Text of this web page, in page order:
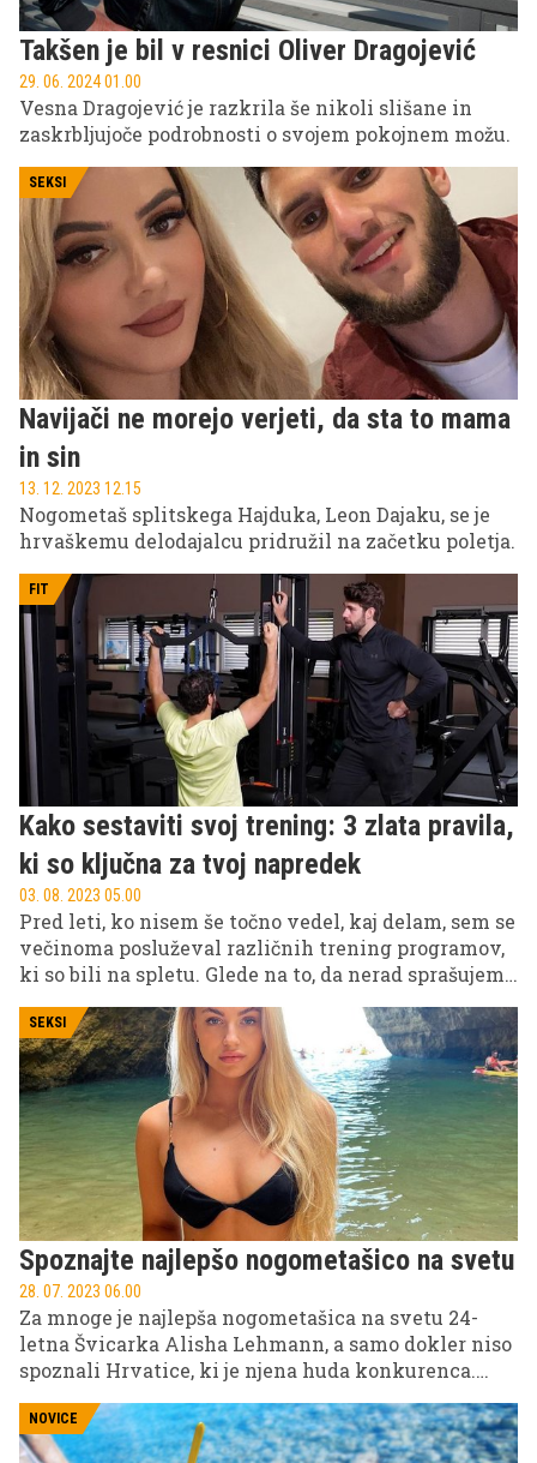
Takšen je bil v resnici Oliver Dragojević
29. 06. 2024 01.00
Vesna Dragojević je razkrila še nikoli slišane in
zaskrbljujoče podrobnosti o svojem pokojnem možu.
SEKSI
Navijači ne morejo verjeti, da sta to mama
in sin
13. 12. 2023 12.15
Nogometaš splitskega Hajduka, Leon Dajaku, se je
hrvaškemu delodajalcu pridružil na začetku poletja.
FIT
Kako sestaviti svoj trening: 3 zlata pravila,
ki so ključna za tvoj napredek
03. 08. 2023 05.00
Pred leti, ko nisem še točno vedel, kaj delam, sem se
večinoma posluževal različnih trening programov,
ki so bili na spletu. Glede na to, da nerad sprašujem
za pomoč, sem takrat raje poskušal različne
programe, kot da bi nekoga, ki ve, kaj dela, vprašal
za nasvet. Skozi leta sem zaradi izkušenj, učenja,
raziskav ter svojih trenerjev spoznal, kaj meni
najbolj ustreza z vidika treninga. Tako učinkovitost,
kot tudi kaj je meni dejansko ''fajn'' delati. Ker
konec dneva, če vsaj malo ne uživaš oz. ne delaš
tistega, kar ti paše, ne boš dolgo zdržal.
SEKSI
Spoznajte najlepšo nogometašico na svetu
28. 07. 2023 06.00
Za mnoge je najlepša nogometašica na svetu 24-
letna Švicarka Alisha Lehmann, a samo dokler niso
spoznali Hrvatice, ki je njena huda konkurenca.
nogometašica na svetu.
NOVICE